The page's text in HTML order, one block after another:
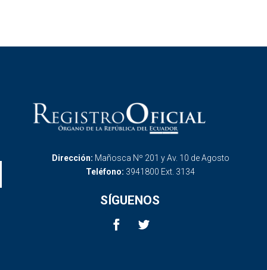
Dirección: Mañosca Nº 201 y Av. 10 de Agosto
Teléfono: 3941800 Ext. 3134
SÍGUENOS